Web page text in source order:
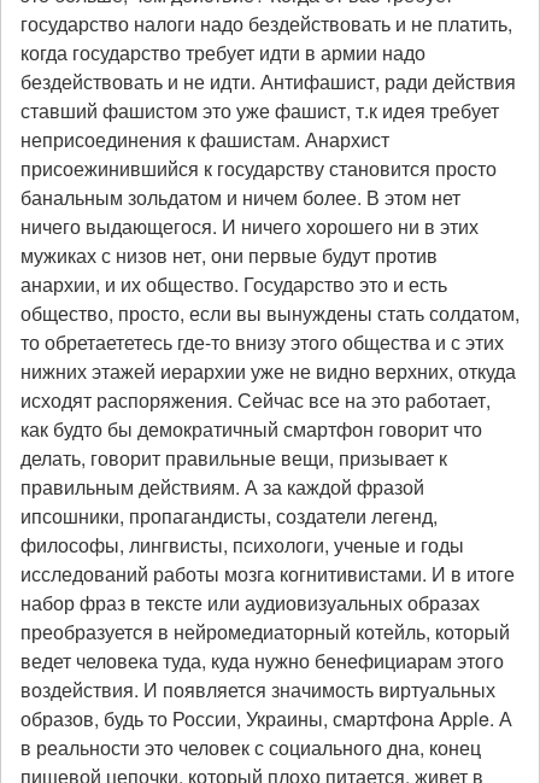
государство налоги надо бездействовать и не платить,
когда государство требует идти в армии надо
бездействовать и не идти. Антифашист, ради действия
ставший фашистом это уже фашист, т.к идея требует
неприсоединения к фашистам. Анархист
присоежинившийся к государству становится просто
банальным зольдатом и ничем более. В этом нет
ничего выдающегося. И ничего хорошего ни в этих
мужиках с низов нет, они первые будут против
анархии, и их общество. Государство это и есть
общество, просто, если вы вынуждены стать солдатом,
то обретаететесь где-то внизу этого общества и с этих
нижних этажей иерархии уже не видно верхних, откуда
исходят распоряжения. Сейчас все на это работает,
как будто бы демократичный смартфон говорит что
делать, говорит правильные вещи, призывает к
правильным действиям. А за каждой фразой
ипсошники, пропагандисты, создатели легенд,
философы, лингвисты, психологи, ученые и годы
исследований работы мозга когнитивистами. И в итоге
набор фраз в тексте или аудиовизуальных образах
преобразуется в нейромедиаторный котейль, который
ведет человека туда, куда нужно бенефициарам этого
воздействия. И появляется значимость виртуальных
образов, будь то России, Украины, смартфона Apple. А
в реальности это человек с социального дна, конец
пищевой цепочки, который плохо питается, живет в